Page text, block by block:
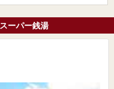
ーパー銭湯